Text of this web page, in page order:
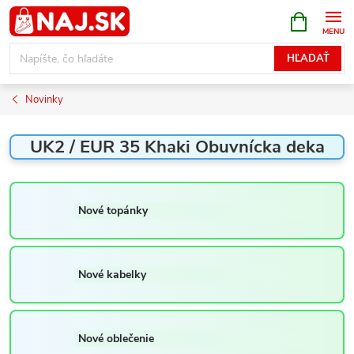
Prejsť
na
obsah
HĽADAŤ
KOŠÍK
Novinky
UK2 / EUR 35 Khaki Obuvnícka deka
Nové topánky
Nové kabelky
Nové oblečenie